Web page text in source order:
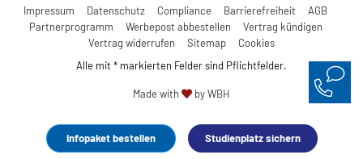
Infopaket bestellen Studienplatz sichern
Impressum
Datenschutz Compliance Barrierefreiheit
AGB
Partnerprogramm
Werbepost abbestellen
Vertrag kündigen
Vertrag widerrufen
Sitemap
Cookies
Alle mit * markierten Felder sind Pflichtfelder.
Made with by WBH